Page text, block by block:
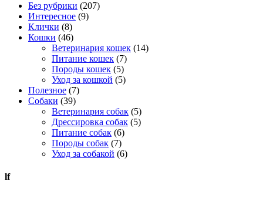
Без рубрики (207)
Интересное (9)
Клички (8)
Кошки (46)
Ветеринария кошек (14)
Питание кошек (7)
Породы кошек (5)
Уход за кошкой (5)
Полезное (7)
Собаки (39)
Ветеринария собак (5)
Дрессировка собак (5)
Питание собак (6)
Породы собак (7)
Уход за собакой (6)
lf